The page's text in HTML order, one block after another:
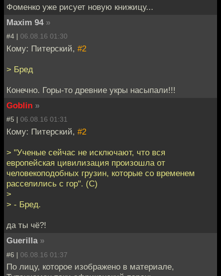
Фоменко уже рисует новую книжицу...
Maxim 94 »
#4 | 06.08.16 01:30
Кому: Питерский, #2
> Бред
Конечно. Горы-то древние укры насыпали!!!
Goblin »
#5 | 06.08.16 01:31
Кому: Питерский, #2
> "Ученые сейчас не исключают, что вся
европейская цивилизация произошла от
человекоподобных грузин, которые со временем
расселились с гор". (С)
>
> - Бред.
да ты чё?!
Guerilla »
#6 | 06.08.16 01:37
По лицу, которое изображено в материале,